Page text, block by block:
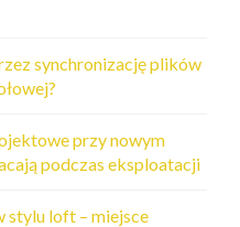
synchronizację plików
przy nowym
podczas eksploatacji
stylu loft – miejsce